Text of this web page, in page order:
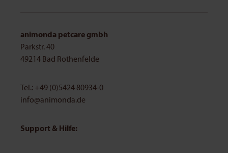
animonda petcare gmbh
Parkstr. 40
49214 Bad Rothenfelde
Tel.: +49 (0)5424 80934-0
info@animonda.de
Support & Hilfe: